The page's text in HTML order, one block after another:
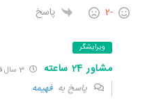
-2 پاسخ
ویرایشگر
مشاور 24 ساعته 3 سال قبل
پاسخ بهفهیمه